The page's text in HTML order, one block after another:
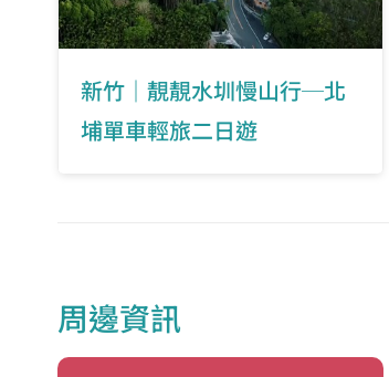
新竹｜靚靚水圳慢山行─北
埔單車輕旅二日遊
周邊資訊